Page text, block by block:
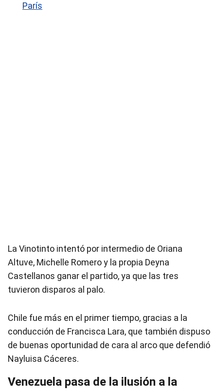
París
La Vinotinto intentó por intermedio de Oriana
Altuve, Michelle Romero y la propia Deyna
Castellanos ganar el partido, ya que las tres
tuvieron disparos al palo.
Chile fue más en el primer tiempo, gracias a la
conducción de Francisca Lara, que también dispuso
de buenas oportunidad de cara al arco que defendió
Nayluisa Cáceres.
Venezuela pasa de la ilusión a la